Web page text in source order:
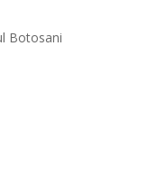
Botosani